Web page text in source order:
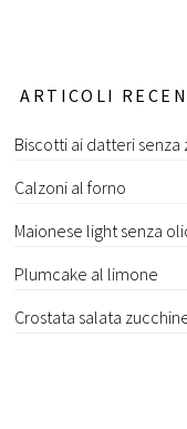
ARTICOLI
Biscotti ai datteri senza
Calzoni al forno
Maionese light senza
Plumcake al limone
Crostata salata